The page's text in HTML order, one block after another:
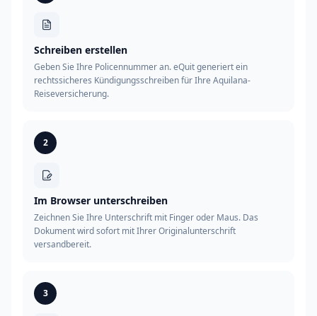
Schreiben erstellen
Geben Sie Ihre Policennummer an. eQuit generiert ein
rechtssicheres Kündigungsschreiben für Ihre Aquilana-
Reiseversicherung.
2
Im Browser unterschreiben
Zeichnen Sie Ihre Unterschrift mit Finger oder Maus. Das
Dokument wird sofort mit Ihrer Originalunterschrift
versandbereit.
3